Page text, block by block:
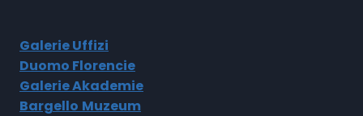
Galerie Uffizi
Duomo Florencie
Galerie Akademie
Bargello Muzeum